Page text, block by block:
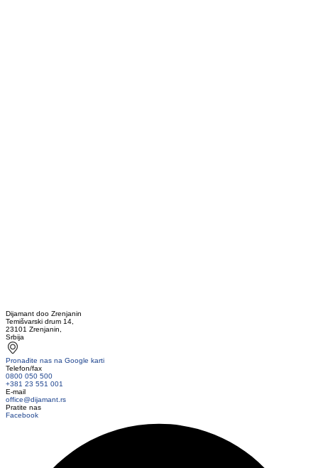
Dijamant doo Zrenjanin
Temišvarski drum 14,
23101 Zrenjanin,
Srbija
Pronađite nas na Google karti
Telefon/fax
0800 050 500
+381 23 551 001
E-mail
office@dijamant.rs
Pratite nas
Facebook